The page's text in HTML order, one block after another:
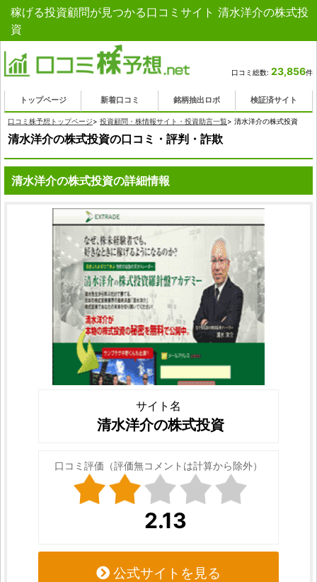
稼げる投資顧問が見つかる口コミサイト 清水洋介の株式投
資
口コミ総数: 23,856件
トップページ 新着口コミ 銘柄抽出ロボ 検証済サイト
口コミ株予想トップページ> 投資顧問・株情報サイト・投資助言一覧> 清水洋介の株式投資
清水洋介の株式投資の口コミ・評判・詐欺
清水洋介の株式投資の詳細情報
サイト名
清水洋介の株式投資
口コミ評価（評価無コメントは計算から除外）
2.13
公式サイトを見る